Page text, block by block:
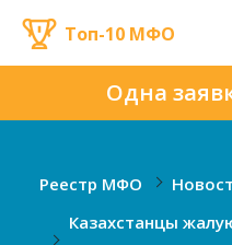
Одна
Топ-10 МФО
Реестр МФО
Казахстанцы